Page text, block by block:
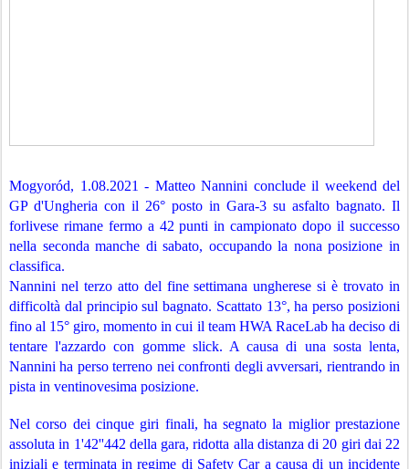
Mogyoród, 1.08.2021 - Matteo Nannini conclude il weekend del
GP d'Ungheria con il 26° posto in Gara-3 su asfalto bagnato. Il
forlivese rimane fermo a 42 punti in campionato dopo il successo
nella seconda manche di sabato, occupando la nona posizione in
classifica.
Nannini nel terzo atto del fine settimana ungherese si è trovato in
difficoltà dal principio sul bagnato. Scattato 13°, ha perso posizioni
fino al 15° giro, momento in cui il team HWA RaceLab ha deciso di
tentare l'azzardo con gomme slick. A causa di una sosta lenta,
Nannini ha perso terreno nei confronti degli avversari, rientrando in
pista in ventinovesima posizione.
Nel corso dei cinque giri finali, ha segnato la miglior prestazione
assoluta in 1'42''442 della gara, ridotta alla distanza di 20 giri dai 22
iniziali e terminata in regime di Safety Car a causa di un incidente